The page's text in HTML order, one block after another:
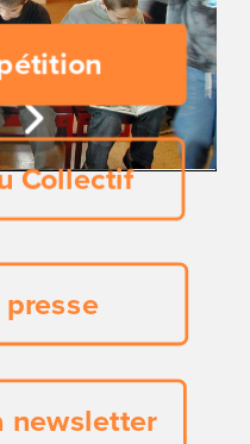
Collectif
newsletter